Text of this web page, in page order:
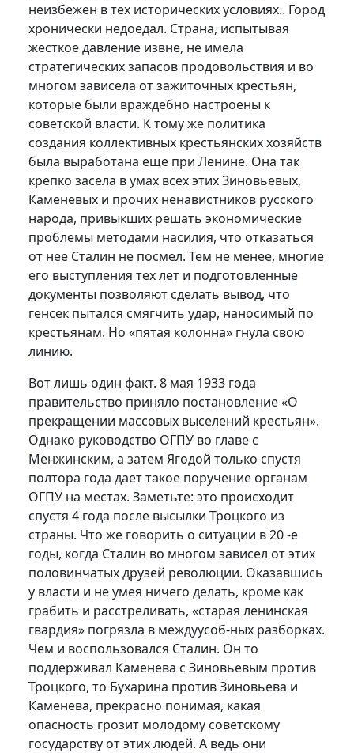
неизбежен в тех исторических условиях.. Город
хронически недоедал. Страна, испытывая
жесткое давление извне, не имела
стратегических запасов продовольствия и во
многом зависела от зажиточных крестьян,
которые были враждебно настроены к
советской власти. К тому же политика
создания коллективных крестьянских хозяйств
была выработана еще при Ленине. Она так
крепко засела в умах всех этих Зиновьевых,
Каменевых и прочих ненавистников русского
народа, привыкших решать экономические
проблемы методами насилия, что отказаться
от нее Сталин не посмел. Тем не менее, многие
его выступления тех лет и подготовленные
документы позволяют сделать вывод, что
генсек пытался смягчить удар, наносимый по
крестьянам. Но «пятая колонна» гнула свою
линию.
Вот лишь один факт. 8 мая 1933 года
правительство приняло постановление «О
прекращении массовых выселений крестьян».
Однако руководство ОГПУ во главе с
Менжинским, а затем Ягодой только спустя
полтора года дает такое поручение органам
ОГПУ на местах. Заметьте: это происходит
спустя 4 года после высылки Троцкого из
страны. Что же говорить о ситуации в 20 -е
годы, когда Сталин во многом зависел от этих
половинчатых друзей революции. Оказавшись
у власти и не умея ничего делать, кроме как
грабить и расстреливать, «старая ленинская
гвардия» погрязла в междуусоб-ных разборках.
Чем и воспользовался Сталин. Он то
поддерживал Каменева с Зиновьевым против
Троцкого, то Бухарина против Зиновьева и
Каменева, прекрасно понимая, какая
опасность грозит молодому советскому
государству от этих людей. А ведь они